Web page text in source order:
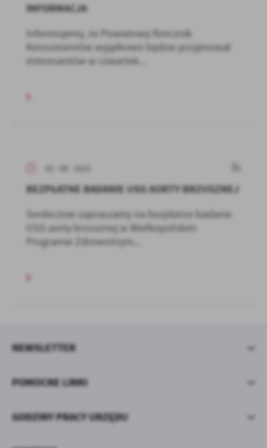
INFORMACJA
Informujemy, że Powiatowy Rzecznik
Konsumentów wyjątkowo będzie przyjmował
interesantów w czwartek...
BEZPŁATNE BADANIE USG AORTY BRZUSZNEJ
Serdecznie zapraszamy na bezpłatne badanie
USG aorty brzusznej w Wielkopolskim
Programie Zdrowotnym...
POMOCNE LINKI
NEWSLETTER
GODZINY PRACY URZĘDU